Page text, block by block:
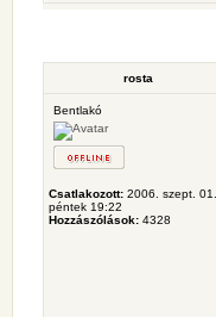
rosta
Bentlakó
Csatlakozott: 2006. szept. 01.,
péntek 19:22
Hozzászólások: 4328